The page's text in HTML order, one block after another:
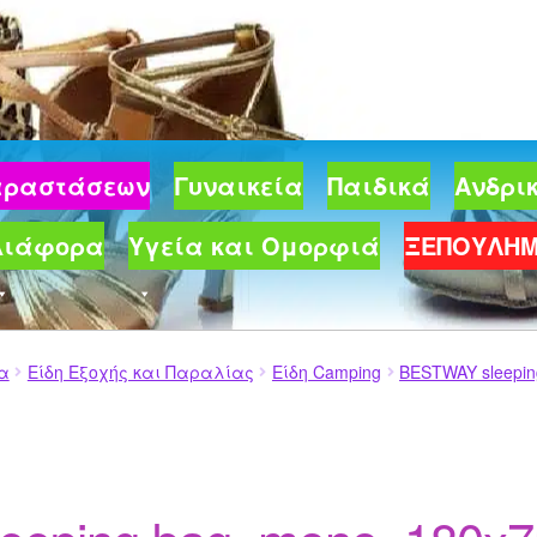
Γυναικεία Παιδικά
Υγεία και Ομορφιά
Είδη Εξοχής και Παραλίας Είδη Camping BESTWAY